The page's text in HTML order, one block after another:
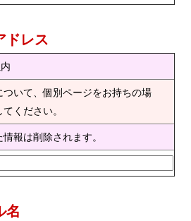
ドレス
いて、個別ページをお持ちの場
ください。
報は削除されます。
名